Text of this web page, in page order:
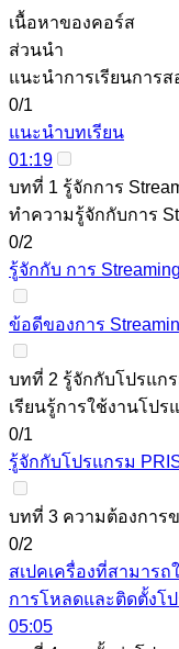
เนื้อหาของคอร์ส
ส่วนนำ
แนะนำการเรียนการ
0/1
แนะนำบทเรียน
01:19
บทที่ 1 รู้จักการ
ทำความรู้จักกับการ
0/2
รู้จักกับ การ Streaming
ข้อดีของการ
บทที่ 2 รู้จักกับโปรแก
เรียนรู้การใช้งานโปร
0/1
รู้จักกับโปรแกรม
บทที่ 3 ความต้องการ
0/2
สเปคเครื่องที่สามาร
การโหลดและติดตั้งโ
05:05